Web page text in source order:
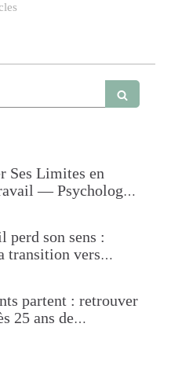
Ses Limites en
— Psychologue
perd son sens :
transition vers
partent : retrouver
25 ans de